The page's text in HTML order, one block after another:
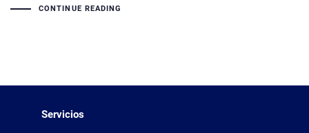
CONTINUE READING
Servicios